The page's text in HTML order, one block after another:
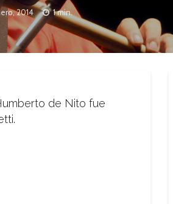
2014 1 min.
de Nito fue